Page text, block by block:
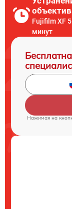
Fujifilm XF
минут
Нажимая на